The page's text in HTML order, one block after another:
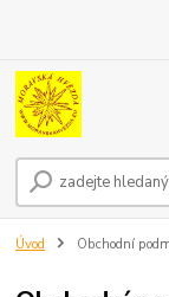
Úvod Obchodní